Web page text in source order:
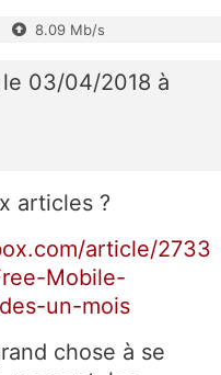
8.09 Mb/s
le 03/04/2018 à
articles ?
article/2733
Mobile-
un-mois
chose à se